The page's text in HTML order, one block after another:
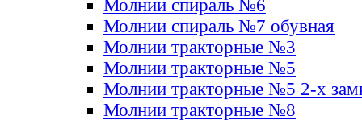
Молнии спираль №6
Молнии спираль №7 обувная
Молнии тракторные №3
Молнии тракторные №5
Молнии тракторные №5 2-х
Молнии тракторные №8